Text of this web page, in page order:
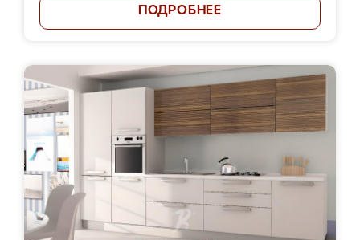
ПОДРОБНЕЕ